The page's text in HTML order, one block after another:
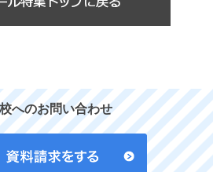
へのお問い合わせ